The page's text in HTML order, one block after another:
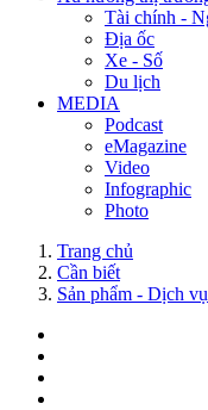
Tài chính -
Địa ốc
Xe - Số
Du lịch
MEDIA
Podcast
eMagazine
Video
Infographic
Photo
Trang chủ
Cần biết
Sản phẩm - Dịch vụ